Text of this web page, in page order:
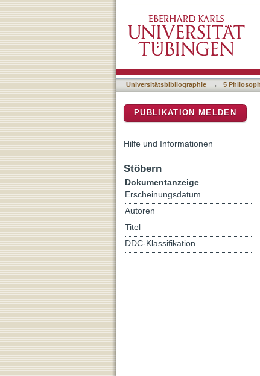
Conceiving water
the Guadalquivir and
Universitätsbibliographie → 5
PUBLIKATION MELDEN
Hilfe und Informationen
Stöbern
Dokumentanzeige
Erscheinungsdatum
Autoren
Titel
DDC-Klassifikation